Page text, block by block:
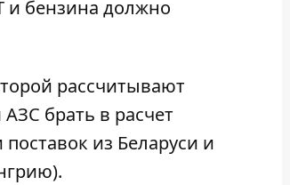
и бензина должно
рассчитывают
брать в расчет
из Беларуси и